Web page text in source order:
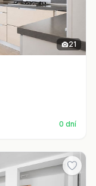
21
0 dní